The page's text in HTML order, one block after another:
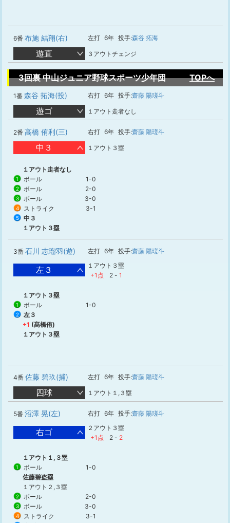
6番 布施 結翔(右) 左打 6年 投手:森谷 拓海
遊直 ３アウトチェンジ
3回裏 中山ジュニア野球スポーツ少年団 TOPへ
1番 森谷 拓海(投) 右打 6年 投手:齋藤 陽瑳斗
遊ゴ １アウト走者なし
2番 高橋 侑利(三) 右打 6年 投手:齋藤 陽瑳斗
中３ １アウト３塁
１アウト走者なし
1 ボール 1-0
2 ボール 2-0
3 ボール 3-0
4 ストライク 3-1
5
中３
１アウト３塁
3番 石川 志瑠羽(遊) 左打 6年 投手:齋藤 陽瑳斗
左３
１アウト３塁
+1点
2 - 1
１アウト３塁
1 ボール 1-0
2
左３
+1 (髙橋侑)
１アウト３塁
4番 佐藤 碧玖(捕) 左打 6年 投手:齋藤 陽瑳斗
四球 １アウト１,３塁
5番 沼澤 晃(左) 右打 6年 投手:齋藤 陽瑳斗
右ゴ
２アウト３塁
+1点
2 - 2
１アウト１,３塁
1 ボール
1-0
佐藤碧盗塁
１アウト２,３塁
2 ボール 2-0
3 ボール 3-0
4 ストライク 3-1